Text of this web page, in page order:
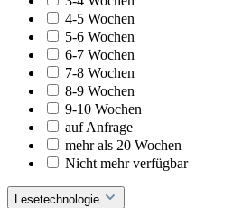
4-5 Wochen
5-6 Wochen
6-7 Wochen
7-8 Wochen
8-9 Wochen
9-10 Wochen
auf Anfrage
mehr als 20 Wochen
Nicht mehr verfügbar
Lesetechnologie